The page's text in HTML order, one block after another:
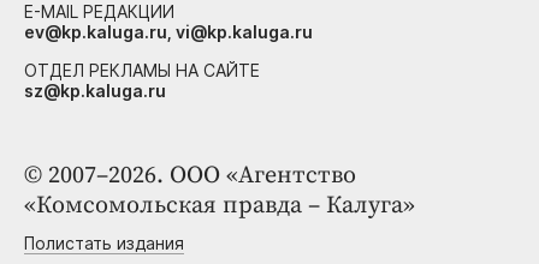
© 2007–2026. ООО «Агентство
«Комсомольская правда – Калуга»
Полистать издания
E-MAIL РЕДАКЦИИ
ev@kp.kaluga.ru, vi@kp.kaluga.ru
ОТДЕЛ РЕКЛАМЫ НА САЙТЕ
sz@kp.kaluga.ru